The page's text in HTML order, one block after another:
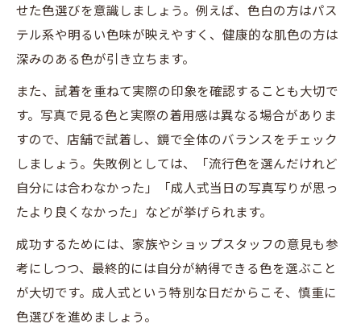
せた色選びを意識しましょう。例えば、色白の方はパス
テル系や明るい色味が映えやすく、健康的な肌色の方は
深みのある色が引き立ちます。
また、試着を重ねて実際の印象を確認することも大切で
す。写真で見る色と実際の着用感は異なる場合がありま
すので、店舗で試着し、鏡で全体のバランスをチェック
しましょう。失敗例としては、「流行色を選んだけれど
自分には合わなかった」「成人式当日の写真写りが思っ
たより良くなかった」などが挙げられます。
成功するためには、家族やショップスタッフの意見も参
考にしつつ、最終的には自分が納得できる色を選ぶこと
が大切です。成人式という特別な日だからこそ、慎重に
色選びを進めましょう。